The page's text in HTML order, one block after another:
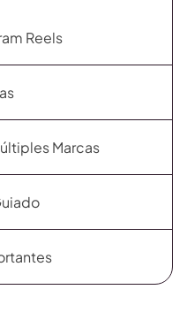
Reels
Marcas